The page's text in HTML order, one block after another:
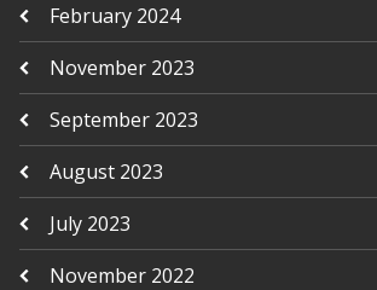
February 2024
November 2023
September 2023
August 2023
July 2023
November 2022